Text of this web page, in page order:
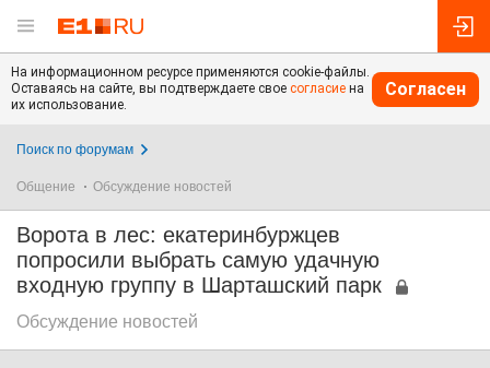
На информационном ресурсе применяются cookie-файлы.
Оставаясь на сайте, вы подтверждаете свое согласие на
их использование.
Согласен
Поиск по форумам
Общение Обсуждение новостей
Ворота в лес: екатеринбуржцев
попросили выбрать самую удачную
входную группу в Шарташский парк
Обсуждение новостей